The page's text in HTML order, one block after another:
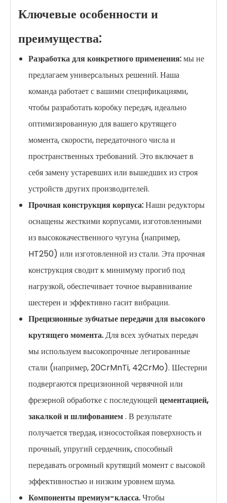
Ключевые особенности и
преимущества:
Разработка для конкретного применения:мы не
предлагаем универсальных решений. Наша
команда работает с вашими спецификациями,
чтобы разработать коробку передач, идеально
оптимизированную для вашего крутящего
момента, скорости, передаточного числа и
пространственных требований. Это включает в
себя замену устаревших или вышедших из строя
устройств других производителей.
Прочная конструкция корпуса:Наши редукторы
оснащены жесткими корпусами, изготовленными
из высококачественного чугуна (например,
HT250) или изготовленной из стали. Эта прочная
конструкция сводит к минимуму прогиб под
нагрузкой, обеспечивает точное выравнивание
шестерен и эффективно гасит вибрации.
Прецизионные зубчатые передачи для высокого
крутящего момента.Для всех зубчатых передач
мы используем высокопрочные легированные
стали (например, 20CrMnTi, 42CrMo). Шестерни
подвергаются прецизионной червячной или
фрезерной обработке с последующей цементацией,
закалкой и шлифованием. В результате
получается твердая, износостойкая поверхность и
прочный, упругий сердечник, способный
передавать огромный крутящий момент с высокой
эффективностью и низким уровнем шума.
Компоненты премиум-класса.Чтобы